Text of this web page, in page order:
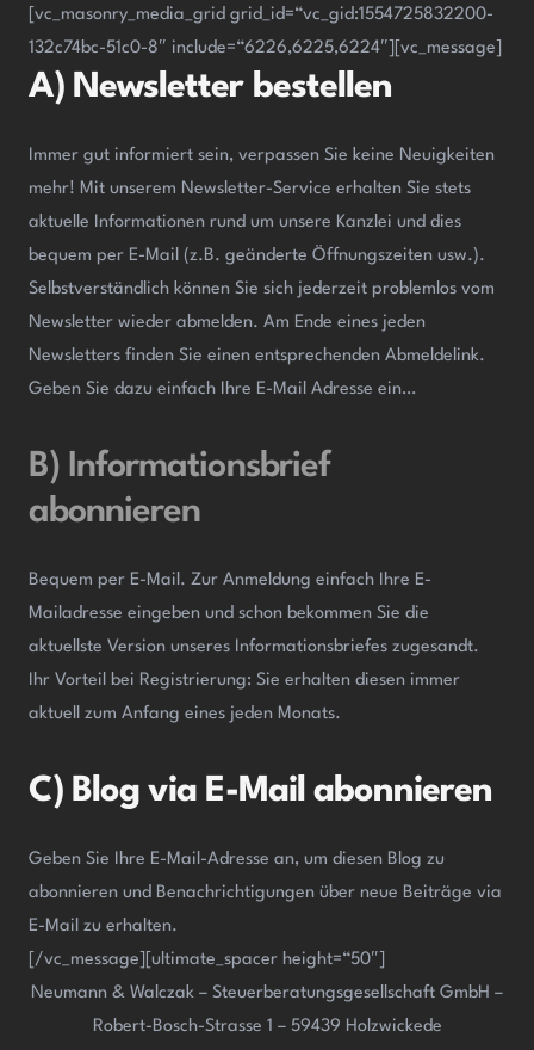
[vc_masonry_media_grid grid_id=“vc_gid:1554725832200-
132c74bc-51c0-8″ include=“6226,6225,6224″][vc_message]
A) Newsletter bestellen
Immer gut informiert sein, verpassen Sie keine Neuigkeiten
mehr! Mit unserem Newsletter-Service erhalten Sie stets
aktuelle Informationen rund um unsere Kanzlei und dies
bequem per E-Mail (z.B. geänderte Öffnungszeiten usw.).
Selbstverständlich können Sie sich jederzeit problemlos vom
Newsletter wieder abmelden. Am Ende eines jeden
Newsletters finden Sie einen entsprechenden Abmeldelink.
Geben Sie dazu einfach Ihre E-Mail Adresse ein…
B) Informationsbrief
abonnieren
Bequem per E-Mail. Zur Anmeldung einfach Ihre E-
Mailadresse eingeben und schon bekommen Sie die
aktuellste Version unseres Informationsbriefes zugesandt.
Ihr Vorteil bei Registrierung: Sie erhalten diesen immer
aktuell zum Anfang eines jeden Monats.
C) Blog via E-Mail abonnieren
Geben Sie Ihre E-Mail-Adresse an, um diesen Blog zu
abonnieren und Benachrichtigungen über neue Beiträge via
E-Mail zu erhalten.
[/vc_message][ultimate_spacer height=“50″]
Neumann & Walczak – Steuerberatungsgesellschaft GmbH –
Robert-Bosch-Strasse 1 – 59439 Holzwickede